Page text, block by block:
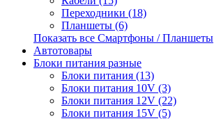
Переходники (18)
Планшеты (6)
Показать все Смартфоны / Планшеты
Автотовары
Блоки питания разные
Блоки питания (13)
Блоки питания 10V (3)
Блоки питания 12V (22)
Блоки питания 15V (5)